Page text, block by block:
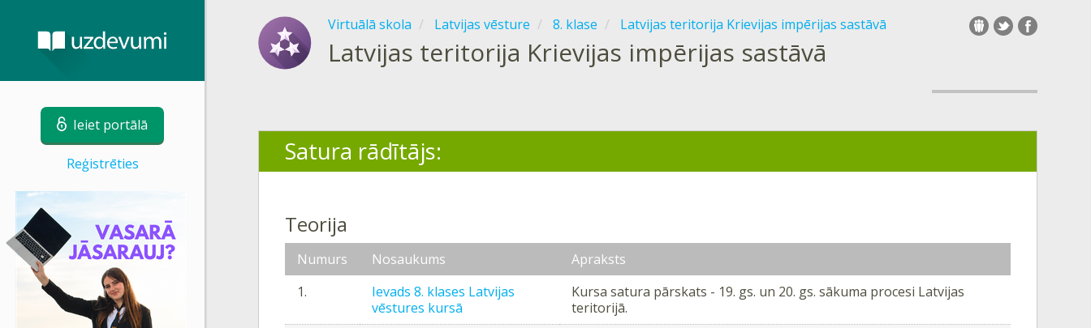
Ieiet portālā
Reģistrēties
Virtuālā skola Latvijas vēsture 8. klase Latvijas teritorija Krievijas impērijas sastāvā
Latvijas teritorija Krievijas impērijas sastāvā
Satura rādītājs:
Teorija
Numurs Nosaukums
Apraksts
1.
Ievads 8. klases Latvijas
vēstures kursā
Kursa satura pārskats - 19. gs. un 20. gs. sākuma procesi Latvijas
teritorijā.